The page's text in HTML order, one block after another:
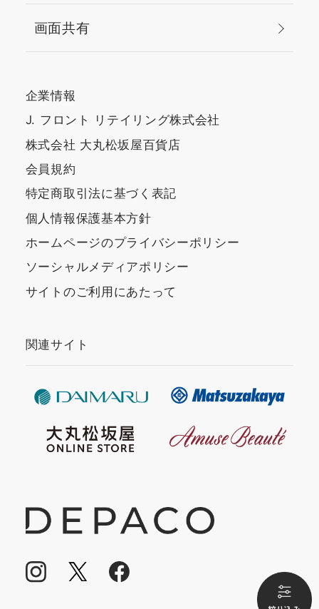
画面共有
企業情報
J. フロント リテイリング株式会社
株式会社 大丸松坂屋百貨店
会員規約
特定商取引法に基づく表記
個人情報保護基本方針
ホームページのプライバシーポリシー
ソーシャルメディアポリシー
サイトのご利用にあたって
関連サイト